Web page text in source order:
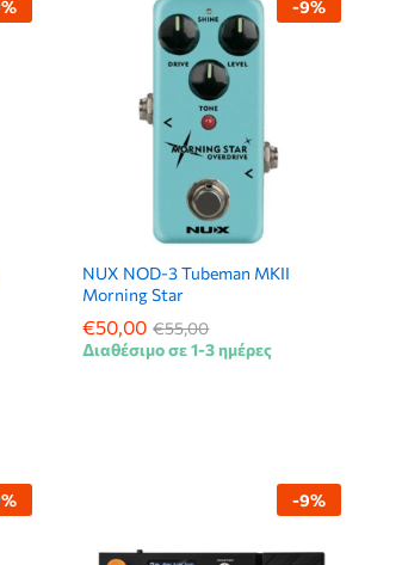
% -9%
NUX NOD-3 Tubeman MKII
Morning Star
€50,00 €55,00
€50,00 €55,00
Διαθέσιμο σε 1-3 ημέρες
% -9%